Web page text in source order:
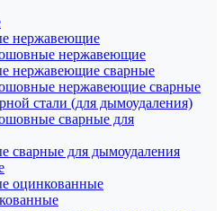
нержавеющие
нержавеющие
нержавеющие сварные
нержавеющие сварные
стали (для дымоудаления)
сварные для
сварные для дымоудаления
оцинкованные